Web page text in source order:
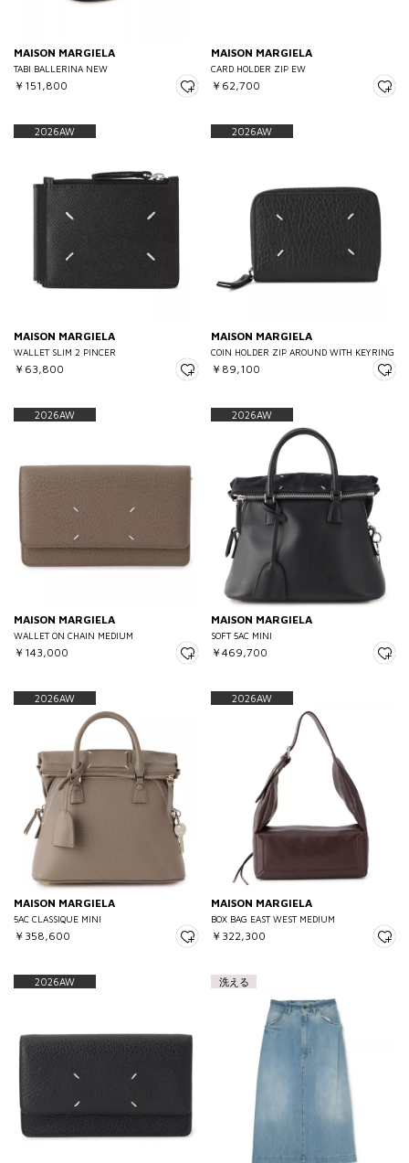
MAISON MARGIELA
TABI BALLERINA NEW
￥151,800
MAISON MARGIELA
CARD HOLDER ZIP EW
￥62,700
2026AW
MAISON MARGIELA
WALLET SLIM 2 PINCER
￥63,800
2026AW
MAISON MARGIELA
COIN HOLDER ZIP AROUND WITH KEYRING
￥89,100
2026AW
MAISON MARGIELA
WALLET ON CHAIN MEDIUM
￥143,000
2026AW
MAISON MARGIELA
SOFT 5AC MINI
￥469,700
2026AW
MAISON MARGIELA
5AC CLASSIQUE MINI
￥358,600
2026AW
MAISON MARGIELA
BOX BAG EAST WEST MEDIUM
￥322,300
2026AW 洗える